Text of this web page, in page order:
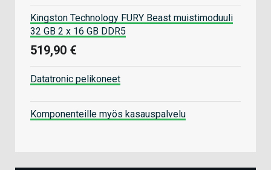
Kingston Technology FURY Beast muistimoduuli
32 GB 2 x 16 GB DDR5
519,90 €
Datatronic pelikoneet
Komponenteille myös kasauspalvelu